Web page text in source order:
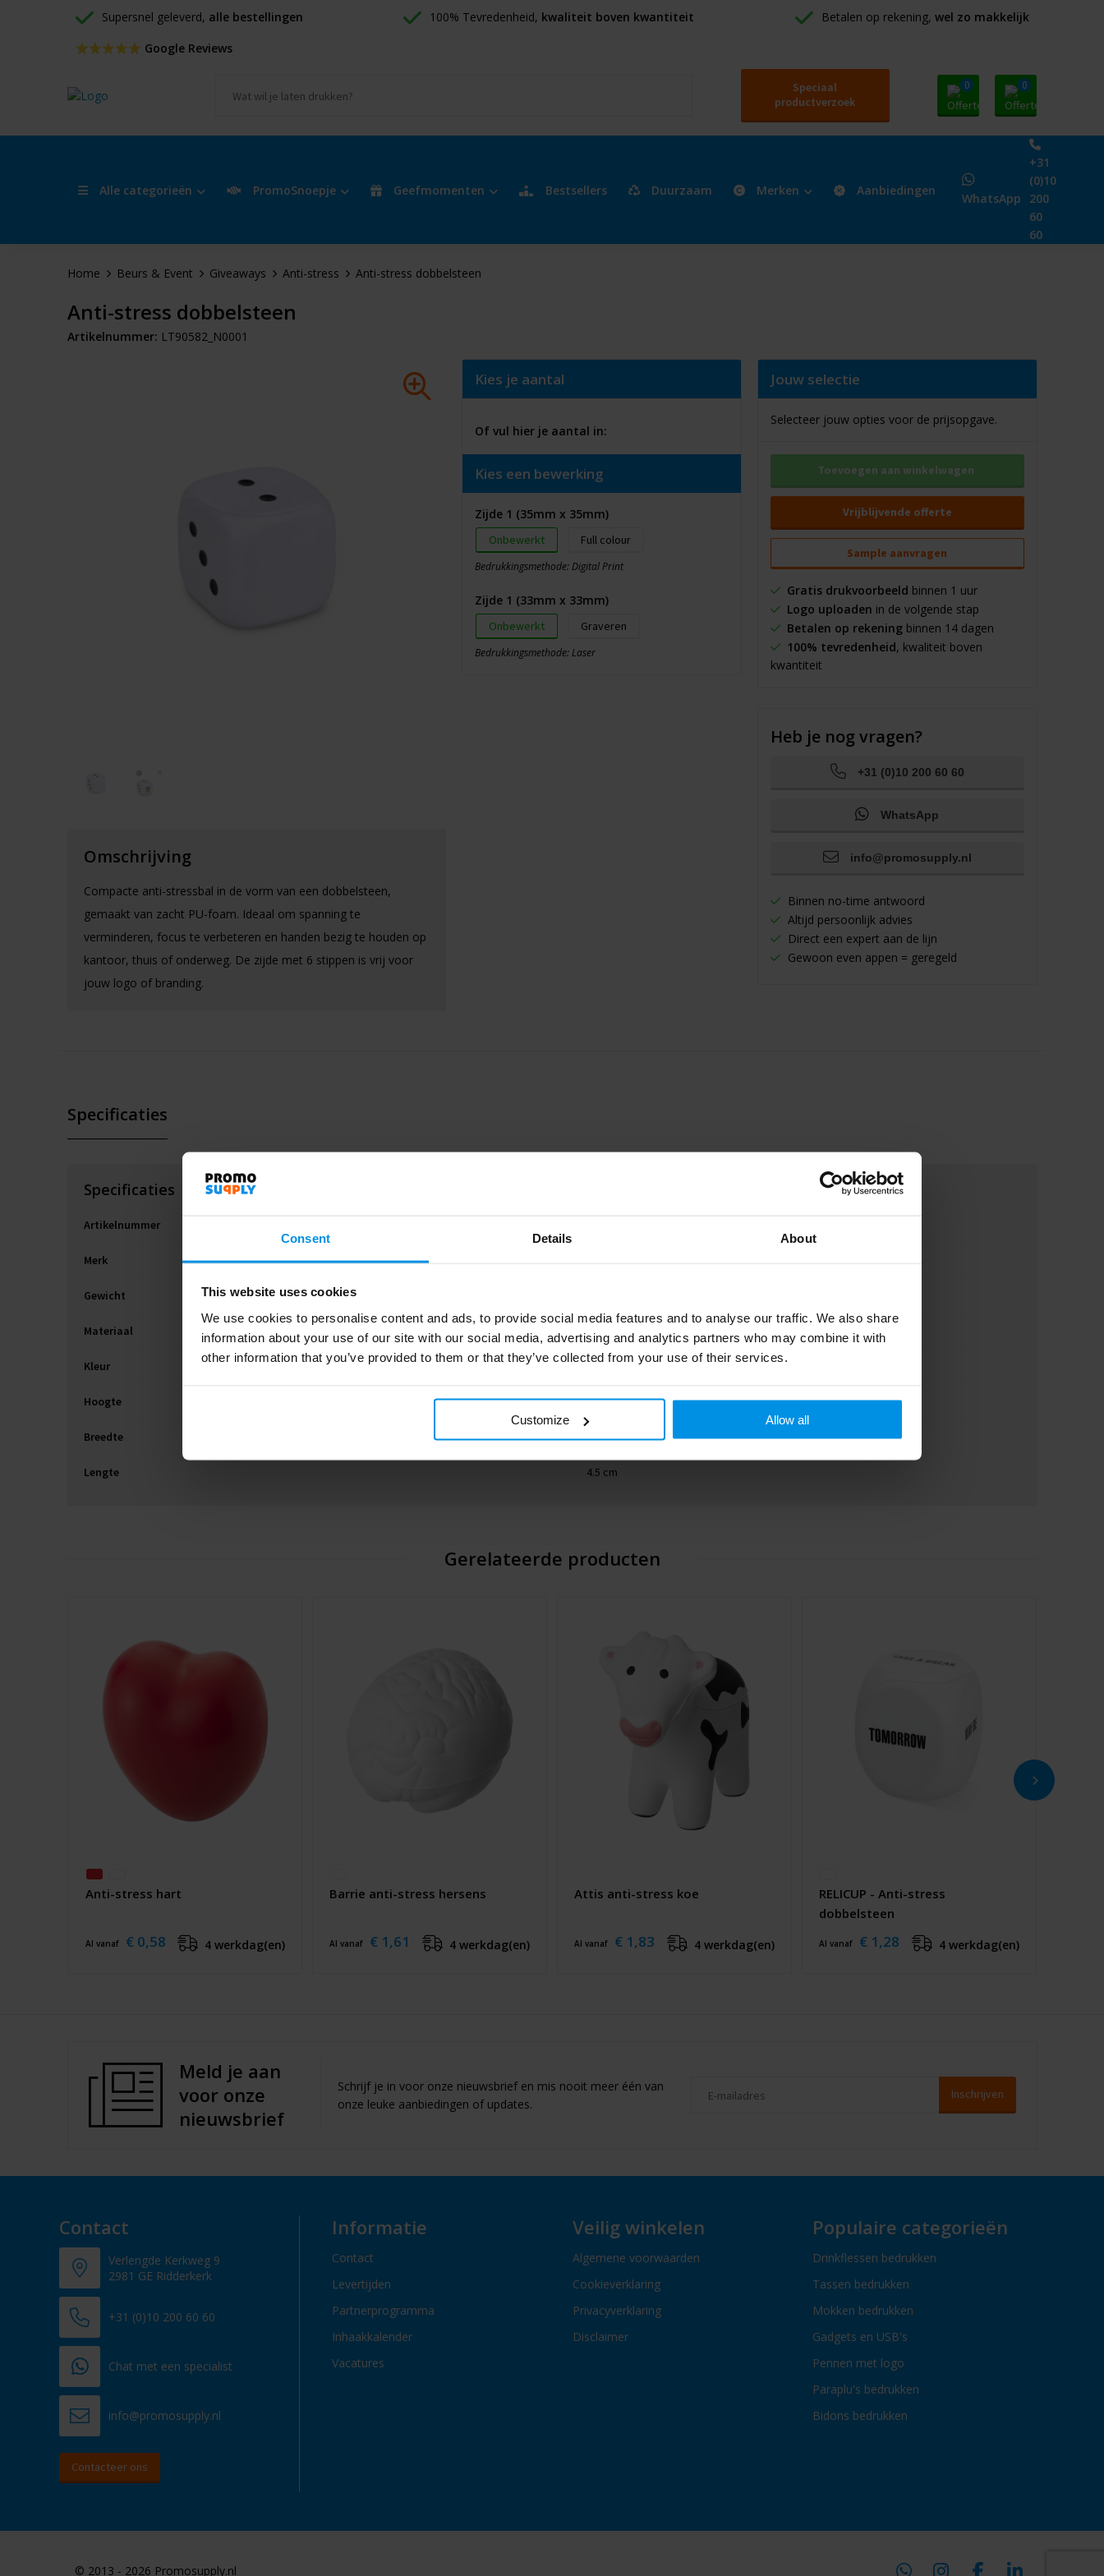
Consent Details About
This website uses cookies
We use cookies to personalise content and ads, to provide social media features and to analyse our traffic. We also share
information about your use of our site with our social media, advertising and analytics partners who may combine it with
other information that you’ve provided to them or that they’ve collected from your use of their services.
Customize Allow all
Supersnel geleverd, alle bestellingen 100% Tevredenheid, kwaliteit boven kwantiteit Betalen op rekening, wel zo makkelijk
Google Reviews
Speciaal
productverzoek
0 0
Alle categorieën PromoSnoepje Geefmomenten Bestsellers Duurzaam Merken Aanbiedingen
WhatsApp
+31
(0)10
200
60
60
Home Beurs & Event Giveaways Anti-stress Anti-stress dobbelsteen
Anti-stress dobbelsteen
Artikelnummer: LT90582_N0001
Omschrijving
Compacte anti-stressbal in de vorm van een dobbelsteen,
gemaakt van zacht PU-foam. Ideaal om spanning te
verminderen, focus te verbeteren en handen bezig te houden op
kantoor, thuis of onderweg. De zijde met 6 stippen is vrij voor
jouw logo of branding.
Kies je aantal
Of vul hier je aantal in:
Kies een bewerking
Zijde 1 (35mm x 35mm)
Onbewerkt Full colour
Bedrukkingsmethode: Digital Print
Zijde 1 (33mm x 33mm)
Onbewerkt Graveren
Bedrukkingsmethode: Laser
Jouw selectie
Selecteer jouw opties voor de prijsopgave.
Toevoegen aan winkelwagen
Vrijblijvende offerte
Sample aanvragen
Gratis drukvoorbeeld binnen 1 uur
Logo uploaden in de volgende stap
Betalen op rekeningbinnen 14 dagen
100% tevredenheid, kwaliteit boven
kwantiteit
Heb je nog vragen?
+31 (0)10 200 60 60
WhatsApp
info@promosupply.nl
Binnen no-time antwoord
Altijd persoonlijk advies
Direct een expert aan de lijn
Gewoon even appen = geregeld
Specificaties
Specificaties
Artikelnummer
Merk
Gewicht
Materiaal PU
Kleur Wit
Hoogte 4.5 cm
Breedte 4.5 cm
Lengte 4.5 cm
Gerelateerde producten
Anti-stress hart
Al vanaf € 0,58 4 werkdag(en)
Barrie anti-stress hersens
Al vanaf € 1,61 4 werkdag(en)
Attis anti-stress koe
Al vanaf € 1,83 4 werkdag(en)
RELICUP - Anti-stress
dobbelsteen
Al vanaf € 1,28 4 werkdag(en)
Meld je aan
voor onze
nieuwsbrief
Schrijf je in voor onze nieuwsbrief en mis nooit meer één van
onze leuke aanbiedingen of updates.
Contact
Verlengde Kerkweg 9
2981 GE Ridderkerk
+31 (0)10 200 60 60
Chat met een specialist
info@promosupply.nl
Contacteer ons
Informatie
Contact
Levertijden
Partnerprogramma
Inhaakkalender
Vacatures
Veilig winkelen
Algemene voorwaarden
Cookieverklaring
Privacyverklaring
Disclaimer
Populaire categorieën
Drinkflessen bedrukken
Tassen bedrukken
Mokken bedrukken
Gadgets en USB's
Pennen met logo
Paraplu's bedrukken
Bidons bedrukken
© 2013 - 2026 Promosupply.nl